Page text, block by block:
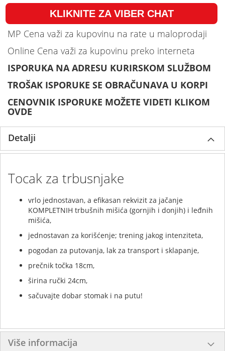
KLIKNITE ZA VIBER CHAT
MP Cena važi za kupovinu na rate u maloprodaji
Online Cena važi za kupovinu preko interneta
ISPORUKA NA ADRESU KURIRSKOM SLUŽBOM
TROŠAK ISPORUKE SE OBRAČUNAVA U KORPI
CENOVNIK ISPORUKE MOŽETE VIDETI KLIKOM
OVDE
Detalji
Tocak za trbusnjake
vrlo jednostavan, a efikasan rekvizit za jačanje
KOMPLETNIH trbušnih mišića (gornjih i donjih) i leđnih
mišića,
jednostavan za korišćenje; trening jakog intenziteta,
pogodan za putovanja, lak za transport i sklapanje,
prečnik točka 18cm,
širina ručki 24cm,
sačuvajte dobar stomak i na putu!
Više informacija